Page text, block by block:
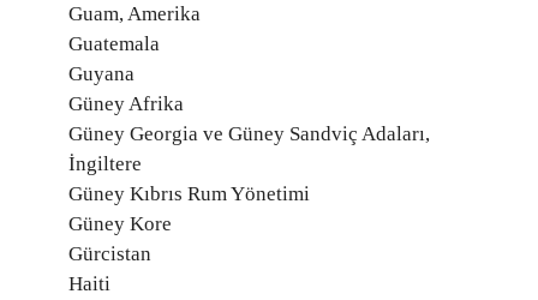
Guam, Amerika
Guatemala
Guyana
Güney Afrika
Güney Georgia ve Güney Sandviç Adaları,
İngiltere
Güney Kıbrıs Rum Yönetimi
Güney Kore
Gürcistan
Haiti